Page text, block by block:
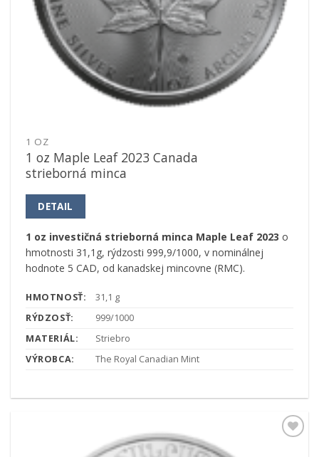
1 OZ
1 oz Maple Leaf 2023 Canada
strieborná minca
DETAIL
1 oz investičná strieborná minca Maple Leaf 2023 o
hmotnosti 31,1g, rýdzosti 999,9/1000, v nominálnej
hodnote 5 CAD, od kanadskej mincovne (RMC).
HMOTNOSŤ:
31,1 g
RÝDZOSŤ:
999/1000
MATERIÁL:
Striebro
VÝROBCA:
The Royal Canadian Mint